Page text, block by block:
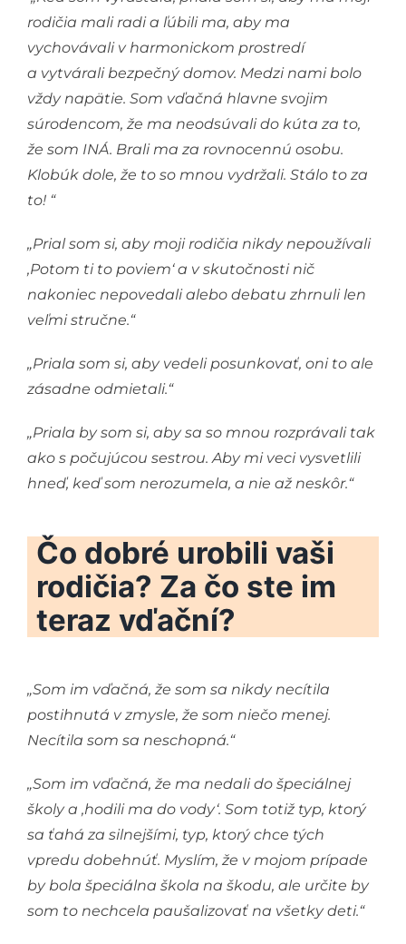
rodičia mali radi a ľúbili ma, aby ma
vychovávali v harmonickom prostredí
a vytvárali bezpečný domov. Medzi nami bolo
vždy napätie. Som vďačná hlavne svojim
súrodencom, že ma neodsúvali do kúta za to,
že som INÁ. Brali ma za rovnocennú osobu.
Klobúk dole, že to so mnou vydržali. Stálo to za
to! “
„Prial som si, aby moji rodičia nikdy nepoužívali
,Potom ti to poviem‘ a v skutočnosti nič
nakoniec nepovedali alebo debatu zhrnuli len
veľmi stručne.“
„Priala som si, aby vedeli posunkovať, oni to ale
zásadne odmietali.“
„Priala by som si, aby sa so mnou rozprávali tak
ako s počujúcou sestrou. Aby mi veci vysvetlili
hneď, keď som nerozumela, a nie až neskôr.“
Čo dobré urobili vaši
rodičia? Za čo ste im
teraz vďační?
„Som im vďačná, že som sa nikdy necítila
postihnutá v zmysle, že som niečo menej.
Necítila som sa neschopná.“
„Som im vďačná, že ma nedali do špeciálnej
školy a ,hodili ma do vody‘. Som totiž typ, ktorý
sa ťahá za silnejšími, typ, ktorý chce tých
vpredu dobehnúť. Myslím, že v mojom prípade
by bola špeciálna škola na škodu, ale určite by
som to nechcela paušalizovať na všetky deti.“